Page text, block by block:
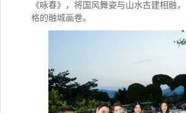
《咏春》，将国风舞姿与山水古建相融
格的融城画卷。